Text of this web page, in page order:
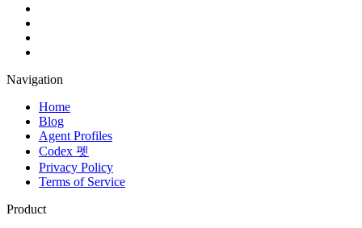
Navigation
Home
Blog
Agent Profiles
Codex 펫
Privacy Policy
Terms of Service
Product